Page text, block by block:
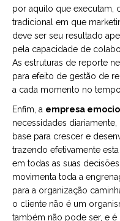
por aquilo que executam,
tradicional em que
deve ser seu resultado
pela capacidade de
As estruturas de reporte
para efeito de gestão de
a cada momento no tempo.
Enfim, a empresa
necessidades
base para crescer e
trazendo efetivamente
em todas as suas
movimenta toda a
para a organização
o cliente não é um
também não pode ser, e